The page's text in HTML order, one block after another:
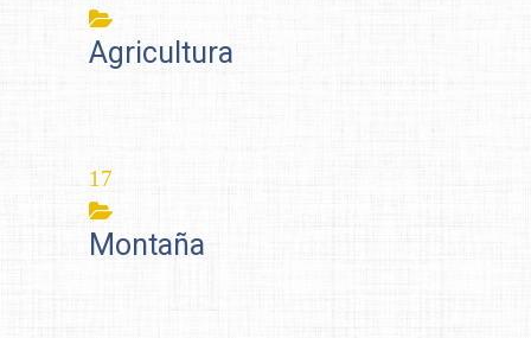
Agricultura
18
Montaña